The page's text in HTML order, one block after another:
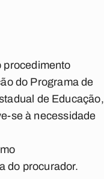
procedimento
do Programa de
de Educação,
se à necessidade
do procurador.